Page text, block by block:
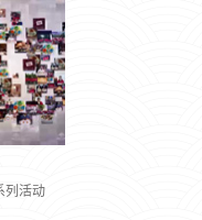
列活动